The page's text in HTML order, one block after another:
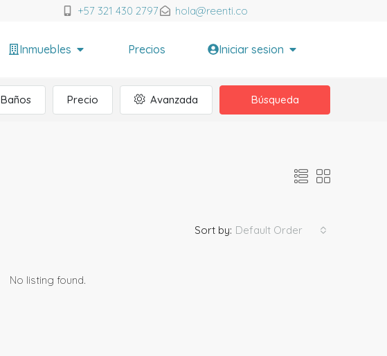
+57 321 430 2797 hola@reenti.co
Inmuebles Precios Iniciar sesion
Baños Precio Avanzada Búsqueda
Sort by: Default Order
No listing found.